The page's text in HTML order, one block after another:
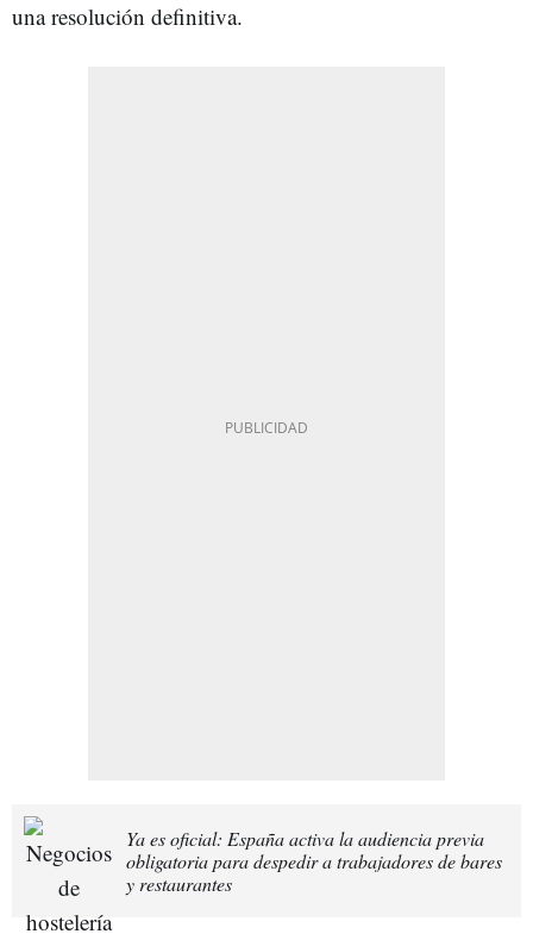
una resolución definitiva.
Ya es oficial: España activa la audiencia previa
obligatoria para despedir a trabajadores de bares
y restaurantes